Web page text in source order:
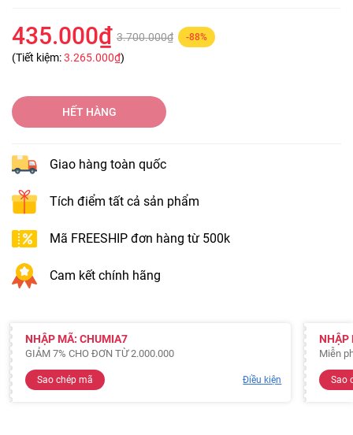
435.000₫ 3.700.000₫ -88%
(Tiết kiệm:3.265.000₫)
HẾT HÀNG
Giao hàng toàn quốc
Tích điểm tất cả sản phẩm
Mã FREESHIP đơn hàng từ 500k
Cam kết chính hãng
NHẬP MÃ: CHUMIA7
GIẢM 7% CHO ĐƠN TỪ 2.000.000
Sao chép mã Điều kiện
NHẬP
Miễn
Sao